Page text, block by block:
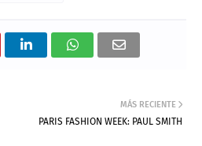
MÁS RECIENTE
PARIS FASHION WEEK: PAUL SMITH